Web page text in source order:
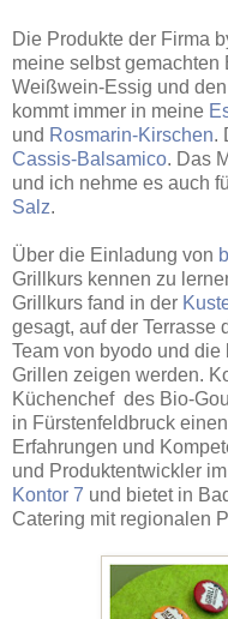
Die Produkte der Firma
meine selbst
Weißwein-Essig und
kommt immer in meine
und Rosmarin-Kirschen.
Cassis-Balsamico. Das
und ich nehme es auch
Salz.
Über die Einladung von
Grillkurs kennen zu
Grillkurs fand in der
gesagt, auf der Terrasse
Team von byodo und
Grillen zeigen werden.
Küchenchef des Bio-
in Fürstenfeldbruck
Erfahrungen und
und Produktentwickler
Kontor 7 und bietet in
Catering mit regionalen